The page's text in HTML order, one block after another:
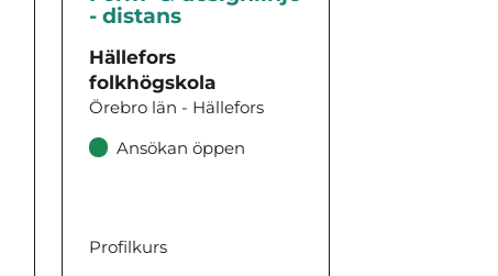
- distans
Hällefors
folkhögskola
Örebro län - Hällefors
Ansökan öppen
Profilkurs